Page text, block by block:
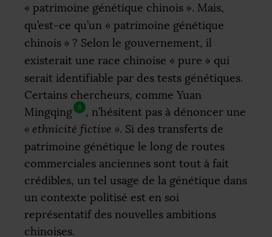
« patrimoine génétique chinois ». Mais,
qu’est-ce qu’un « patrimoine génétique
chinois » ? Selon le gouvernement, il
existerait une race chinoise « pure » qui
serait identifiable par des tests génétiques.
Certains chercheurs, comme Yuan
Mingqing
8
, n’hésitent pas à dénoncer une
« ethnicité fictive ». Si des transferts de
patrimoine génétique le long de routes
commerciales anciennes sont tout à fait
crédibles, un tel usage de la génétique dans
un contexte politisé est en soi
représentatif des nouvelles ambitions
chinoises.